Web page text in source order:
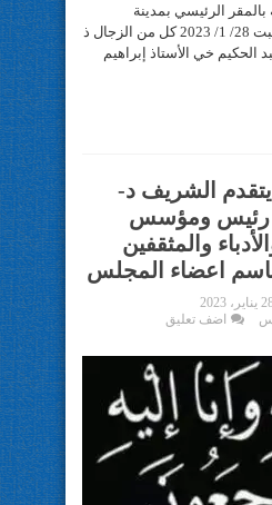
الرئيسي بمدينة
المحمدية ظهر اليوم السبت 28/ 1/ 2023 كل من الزجال ذ
خي الأستاذ إبراهيم
الشريف د-
رئيس ومؤسس
والمثقفين
اعضاء المجلس
2023
اضف تعليق